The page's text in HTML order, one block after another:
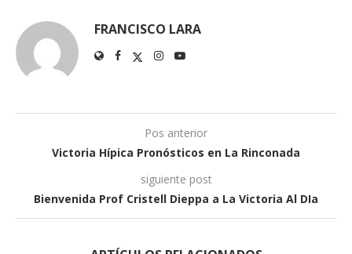
FRANCISCO LARA
Pos anterior
Victoria Hípica Pronósticos en La Rinconada
siguiente post
Bienvenida Prof Cristell Dieppa a La Victoria Al DIa